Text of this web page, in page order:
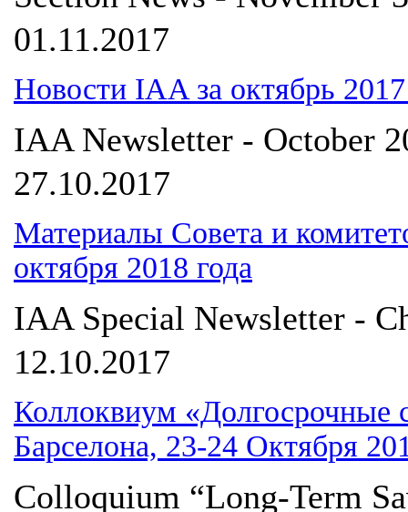
01.11.2017
Новости IAA за октябрь 2017
IAA Newsletter - October
27.10.2017
Материалы Совета и
октября 2018 года
IAA Special Newsletter -
12.10.2017
Коллоквиум «Долгосрочные
Барселона, 23-24 Октября
Colloquium “Long-Term